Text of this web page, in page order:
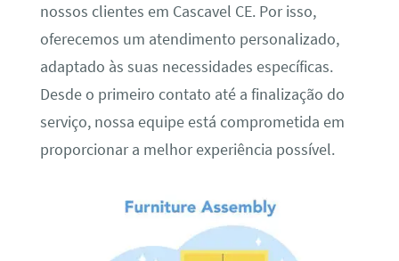
nossos clientes em Cascavel CE. Por isso,
oferecemos um atendimento personalizado,
adaptado às suas necessidades específicas.
Desde o primeiro contato até a finalização do
serviço, nossa equipe está comprometida em
proporcionar a melhor experiência possível.